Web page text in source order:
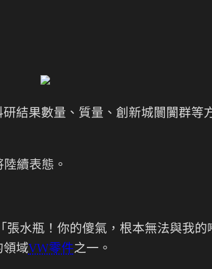
結果數量、質量、創新城闤闠群等
續表態。
水瓶！你的傻氣，根本無法與我
領域VW零件之一。